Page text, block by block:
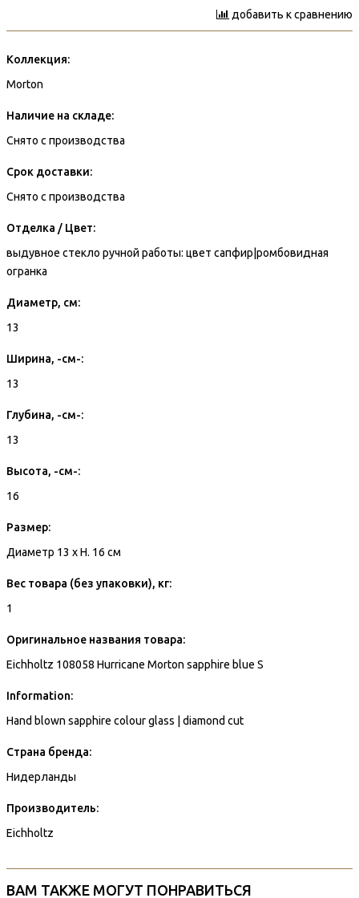
добавить к сравнению
Коллекция:
Morton
Наличие на складе:
Снято с производства
Срок доставки:
Снято с производства
Отделка / Цвет:
выдувное стекло ручной работы: цвет сапфир|ромбовидная
огранка
Диаметр, см:
13
Ширина, -см-:
13
Глубина, -см-:
13
Высота, -см-:
16
Размер:
Диаметр 13 x H. 16 см
Вес товара (без упаковки), кг:
1
Оригинальное названия товара:
Eichholtz 108058 Hurricane Morton sapphire blue S
Information:
Hand blown sapphire colour glass | diamond cut
Страна бренда:
Нидерланды
Производитель:
Eichholtz
ВАМ ТАКЖЕ МОГУТ ПОНРАВИТЬСЯ